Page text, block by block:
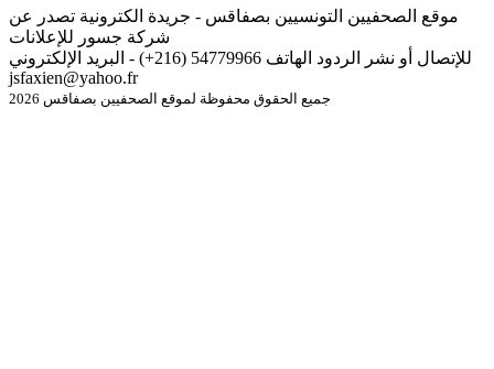
موقع الصحفيين التونسيين بصفاقس - جريدة الكترونية تصدر عن
شركة جسور للإعلانات
للإتصال أو نشر الردود الهاتف 54779966 (216+) - البريد الإلكتروني
jsfaxien@yahoo.fr
جميع الحقوق محفوظة لموقع الصحفيين بصفاقس 2026